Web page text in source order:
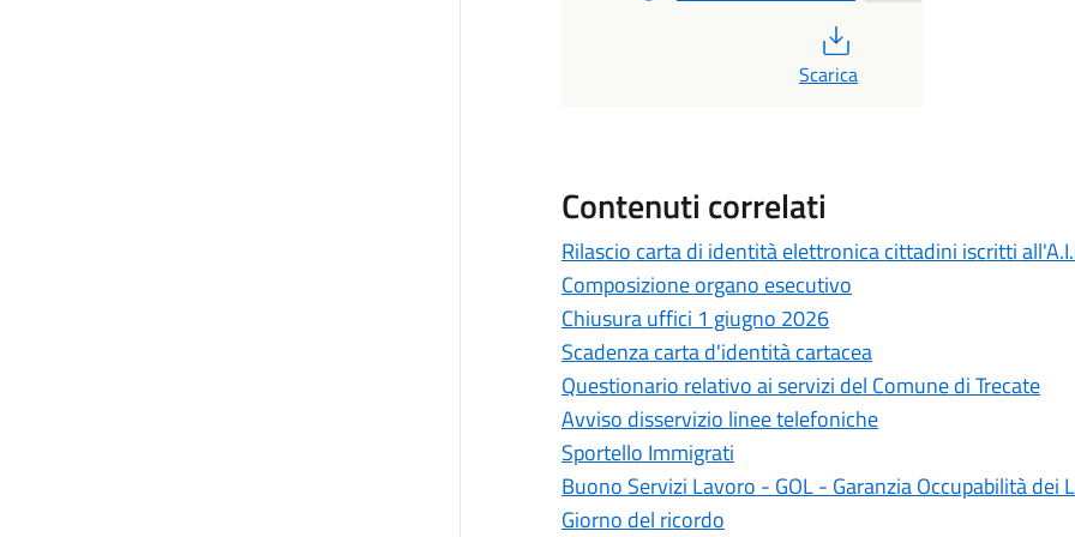
Scarica
Contenuti correlati
Rilascio carta di identità elettronica cittadini iscritti
Composizione organo esecutivo
Chiusura uffici 1 giugno 2026
Scadenza carta d'identità cartacea
Questionario relativo ai servizi del Comune di Trecate
Avviso disservizio linee telefoniche
Sportello Immigrati
Buono Servizi Lavoro - GOL - Garanzia Occupabilità dei
Giorno del ricordo